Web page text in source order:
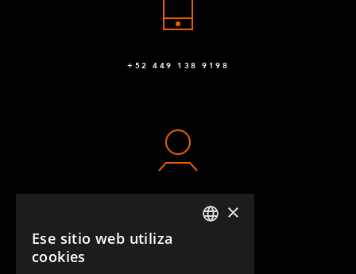
+52 449 138 9198
CONTACTO ×
Ese sitio web utiliza
cookies